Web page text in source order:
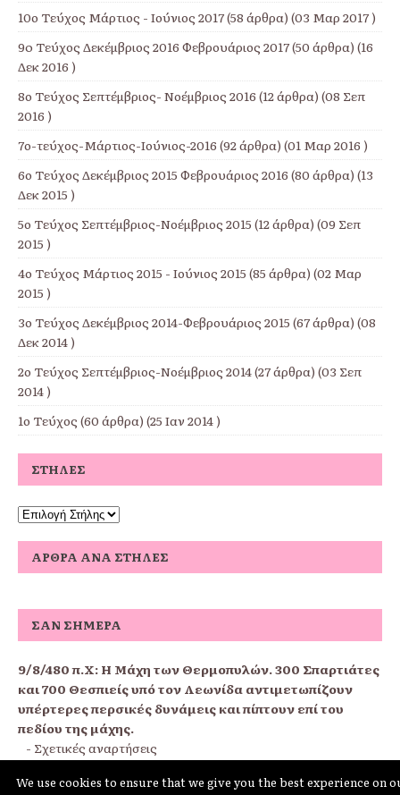
10ο Τεύχος Μάρτιος - Ιούνιος 2017(58 άρθρα) (03 Μαρ 2017 )
9o Τεύχος Δεκέμβριος 2016 Φεβρουάριος 2017(50 άρθρα) (16
Δεκ 2016 )
8ο Τεύχος Σεπτέμβριος- Νοέμβριος 2016 (12 άρθρα) (08 Σεπ
2016 )
7ο-τεύχος-Μάρτιος-Ιούνιος-2016 (92 άρθρα) (01 Μαρ 2016 )
6ο Τεύχος Δεκέμβριος 2015 Φεβρουάριος 2016 (80 άρθρα) (13
Δεκ 2015 )
5ο Τεύχος Σεπτέμβριος-Νοέμβριος 2015 (12 άρθρα) (09 Σεπ
2015 )
4ο Τεύχος Μάρτιος 2015 - Ιούνιος 2015 (85 άρθρα) (02 Μαρ
2015 )
3ο Τεύχος Δεκέμβριος 2014-Φεβρουάριος 2015 (67 άρθρα) (08
Δεκ 2014 )
2ο Τεύχος Σεπτέμβριος-Νοέμβριος 2014(27 άρθρα) (03 Σεπ
2014 )
1ο Τεύχος (60 άρθρα) (25 Ιαν 2014 )
ΣΤΉΛΕΣ
ΆΡΘΡΑ ΑΝΆ ΣΤΉΛΕΣ
ΣΑΝ ΣΉΜΕΡΑ
9/8/480 π.Χ: Η Μάχη των Θερμοπυλών. 300 Σπαρτιάτες
και 700 Θεσπιείς υπό τον Λεωνίδα αντιμετωπίζουν
υπέρτερες περσικές δυνάμεις και πίπτουν επί του
πεδίου της μάχης.
- Σχετικές αναρτήσεις
We use cookies to ensure that we give you the best experience on